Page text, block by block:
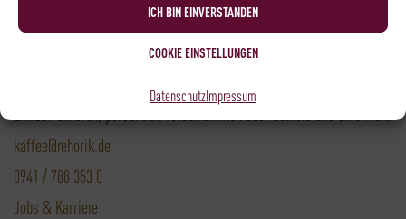
ICH BIN EINVERSTANDEN
COOKIE EINSTELLUNGEN
DatenschutzImpressum
Kontakt
kaffee@rehorik.de
0941 / 788 353 0
Jobs & Karriere